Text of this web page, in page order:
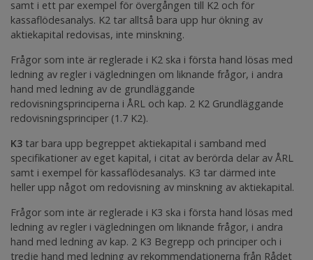
samt i ett par exempel för övergången till K2 och för
kassaflödesanalys. K2 tar alltså bara upp hur ökning av
aktiekapital redovisas, inte minskning.
Frågor som inte är reglerade i K2 ska i första hand lösas med
ledning av regler i vägledningen om liknande frågor, i andra
hand med ledning av de grundläggande
redovisningsprinciperna i ÅRL och kap. 2 K2 Grundläggande
redovisningsprinciper (1.7 K2).
K3 tar bara upp begreppet aktiekapital i samband med
specifikationer av eget kapital, i citat av berörda delar av ÅRL
samt i exempel för kassaflödesanalys. K3 tar därmed inte
heller upp något om redovisning av minskning av aktiekapital.
Frågor som inte är reglerade i K3 ska i första hand lösas med
ledning av regler i vägledningen om liknande frågor, i andra
hand med ledning av kap. 2 K3 Begrepp och principer och i
tredje hand med ledning av rekommendationerna från Rådet